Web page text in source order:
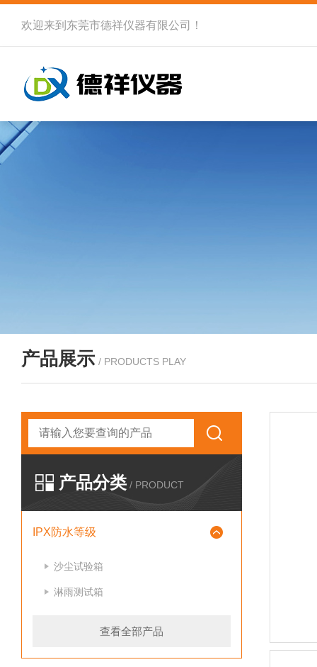
欢迎来到 东莞市德祥仪器有限公司 ！
产品展示 / PRODUCTS PLAY
产品分类 / PRODUCT
IPX防水等级
沙尘试验箱
淋雨测试箱
查看全部产品